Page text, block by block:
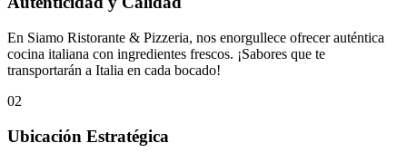
En Siamo Ristorante & Pizzeria, nos enorgullece ofrecer auténtica
cocina italiana con ingredientes frescos. ¡Sabores que te
transportarán a Italia en cada bocado!
02
Ubicación Estratégica